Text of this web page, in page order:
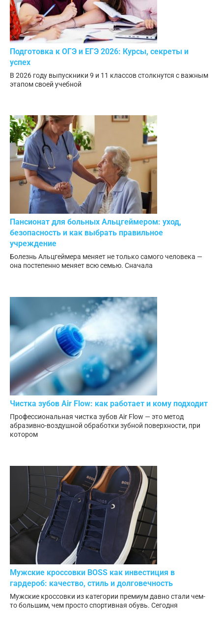
Подготовка к ОГЭ и ЕГЭ 2026: Курсы, секреты и
успех
В 2026 году выпускники 9 и 11 классов столкнутся с важным
этапом своей учебной
Пансионат для больных Альцгеймером: уход,
безопасность и как выбрать правильное
учреждение
Болезнь Альцгеймера меняет не только самого человека —
она постепенно меняет всю семью. Сначала
Чистка зубов Air Flow: как работает и кому подходит
Профессиональная чистка зубов Air Flow — это метод
абразивно-воздушной обработки зубной поверхности, при
котором
Мужские кроссовки BOSS как инвестиция в
гардероб: качество, стиль и долговечность
Мужские кроссовки из категории премиум давно стали чем-
то большим, чем просто спортивная обувь. Сегодня